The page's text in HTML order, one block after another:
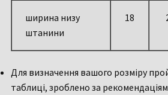
ширина низу
штанини
18
Для визначення вашого розміру
таблиці, зроблено за